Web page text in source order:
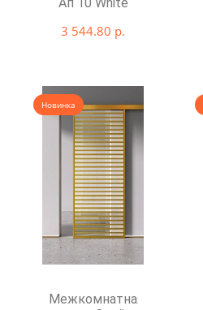
3 544.80 р.
Новинка
Межкомнатная